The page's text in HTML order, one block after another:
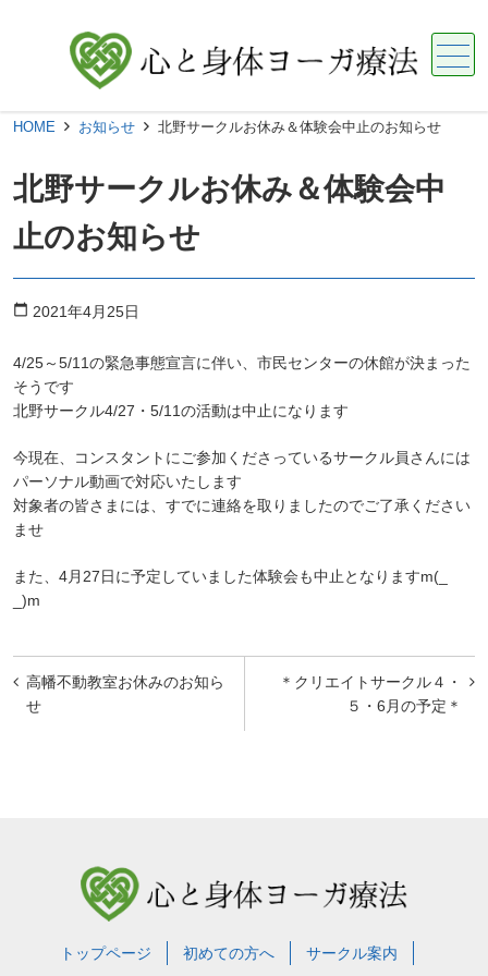
メニュー
HOME お知らせ 北野サークルお休み＆体験会中止のお知らせ
北野サークルお休み＆体験会中
止のお知らせ
calendar_today 2021年4月25日
4/25～5/11の緊急事態宣言に伴い、市民センターの休館が決まった
そうです
北野サークル4/27・5/11の活動は中止になります
今現在、コンスタントにご参加くださっているサークル員さんには
パーソナル動画で対応いたします
対象者の皆さまには、すでに連絡を取りましたのでご了承ください
ませ
また、4月27日に予定していました体験会も中止となりますm(_
_)m
投
稿
＊クリエイトサークル４・
５・6月の予定＊
高幡不動教室お休みのお知ら
せ
トップページ 初めての方へ サークル案内